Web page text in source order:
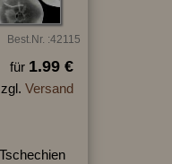
Best.Nr. :42115
für 1.99 €
Versand